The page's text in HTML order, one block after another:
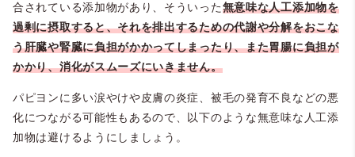
合されている添加物があり、そういった無意味な人工添加物を
過剰に摂取すると、それを排出するための代謝や分解をおこな
う肝臓や腎臓に負担がかかってしまったり、また胃腸に負担が
かかり、消化がスムーズにいきません。
パピヨンに多い涙やけや皮膚の炎症、被毛の発育不良などの悪
化につながる可能性もあるので、以下のような無意味な人工添
加物は避けるようにしましょう。